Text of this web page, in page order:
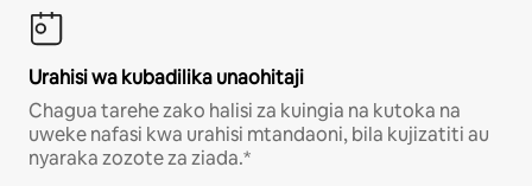
Urahisi wa kubadilika unaohitaji
Chagua tarehe zako halisi za kuingia na kutoka na
uweke nafasi kwa urahisi mtandaoni, bila kujizatiti au
nyaraka zozote za ziada.*